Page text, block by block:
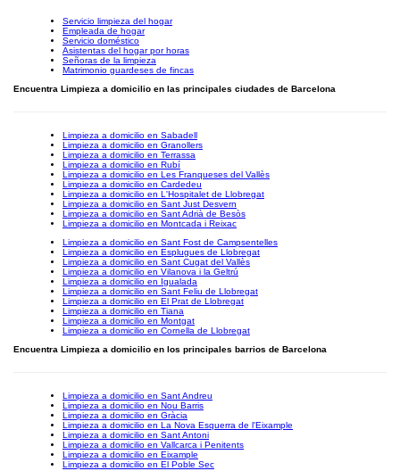
Servicio limpieza del hogar
Empleada de hogar
Servicio doméstico
Asistentas del hogar por horas
Señoras de la limpieza
Matrimonio guardeses de fincas
Encuentra Limpieza a domicilio en las principales ciudades de Barcelona
Limpieza a domicilio en Sabadell
Limpieza a domicilio en Granollers
Limpieza a domicilio en Terrassa
Limpieza a domicilio en Rubí
Limpieza a domicilio en Les Franqueses del Vallès
Limpieza a domicilio en Cardedeu
Limpieza a domicilio en L'Hospitalet de Llobregat
Limpieza a domicilio en Sant Just Desvern
Limpieza a domicilio en Sant Adrià de Besòs
Limpieza a domicilio en Montcada i Reixac
Limpieza a domicilio en Sant Fost de Campsentelles
Limpieza a domicilio en Esplugues de Llobregat
Limpieza a domicilio en Sant Cugat del Vallès
Limpieza a domicilio en Vilanova i la Geltrú
Limpieza a domicilio en Igualada
Limpieza a domicilio en Sant Feliu de Llobregat
Limpieza a domicilio en El Prat de Llobregat
Limpieza a domicilio en Tiana
Limpieza a domicilio en Montgat
Limpieza a domicilio en Cornella de Llobregat
Encuentra Limpieza a domicilio en los principales barrios de Barcelona
Limpieza a domicilio en Sant Andreu
Limpieza a domicilio en Nou Barris
Limpieza a domicilio en Gràcia
Limpieza a domicilio en La Nova Esquerra de l'Eixample
Limpieza a domicilio en Sant Antoni
Limpieza a domicilio en Vallcarca i Penitents
Limpieza a domicilio en Eixample
Limpieza a domicilio en El Poble Sec